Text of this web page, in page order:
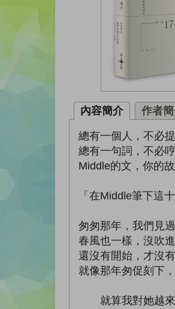
內容簡介 作者
總有一個人，不必
總有一句詞，不必
Middle的文，你的
「在Middle筆下這
匆匆那年，我們見
春風也一樣，沒吹
還沒有開始，才沒
就像那年匆促刻下
就算我對她越來